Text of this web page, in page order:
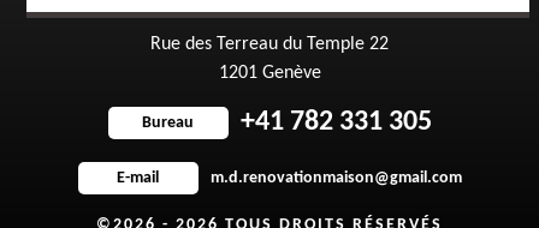
Rue des Terreau du Temple 22
1201 Genève
Bureau +41 782 331 305
E-mail m.d.renovationmaison@gmail.com